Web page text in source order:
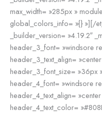
max_width= »285px »
global_colors_info= »{} »][/
_builder_version= »4.19.2″
header_3_font= »windsore
header_3_text_align=
header_3_font_size= »36px
header_4_font= »windsore
header_4_text_align=
header_4_text_color=